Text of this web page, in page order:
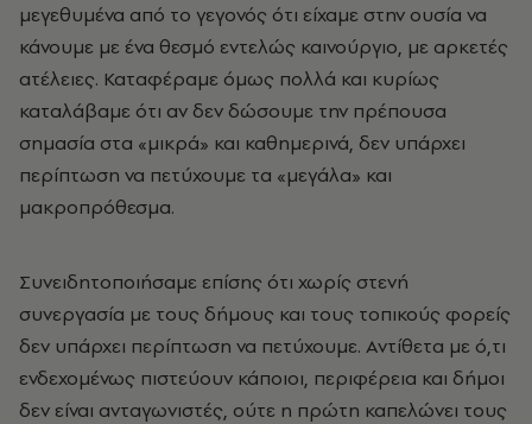
μεγεθυμένα από το γεγονός ότι είχαμε στην ουσία να
κάνουμε με ένα θεσμό εντελώς καινούργιο, με αρκετές
ατέλειες. Καταφέραμε όμως πολλά και κυρίως
καταλάβαμε ότι αν δεν δώσουμε την πρέπουσα
σημασία στα «μικρά» και καθημερινά, δεν υπάρχει
περίπτωση να πετύχουμε τα «μεγάλα» και
μακροπρόθεσμα.
Συνειδητοποιήσαμε επίσης ότι χωρίς στενή
συνεργασία με τους δήμους και τους τοπικούς φορείς
δεν υπάρχει περίπτωση να πετύχουμε. Αντίθετα με ό,τι
ενδεχομένως πιστεύουν κάποιοι, περιφέρεια και δήμοι
δεν είναι ανταγωνιστές, ούτε η πρώτη καπελώνει τους